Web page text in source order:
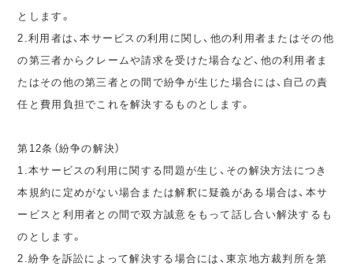
とします。
2.利用者は、本サービスの利用に関し、他の利用者またはその他
の第三者からクレームや請求を受けた場合など、他の利用者ま
たはその他の第三者との間で紛争が生じた場合には、自己の責
任と費用負担でこれを解決するものとします。
第12条（紛争の解決）
1.本サービスの利用に関する問題が生じ、その解決方法につき
本規約に定めがない場合または解釈に疑義がある場合は、本サ
ービスと利用者との間で双方誠意をもって話し合い解決するも
のとします。
2.紛争を訴訟によって解決する場合には、東京地方裁判所を第